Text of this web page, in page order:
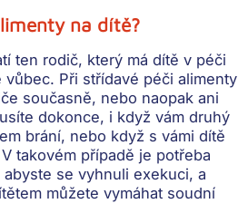
na dítě?
ten rodič, který má dítě v péči
vůbec. Při střídavé péči alimenty
současně, nebo naopak ani
dokonce, i když vám druhý
brání, nebo když s vámi dítě
takovém případě je potřeba
se vyhnuli exekuci, a
můžete vymáhat soudní